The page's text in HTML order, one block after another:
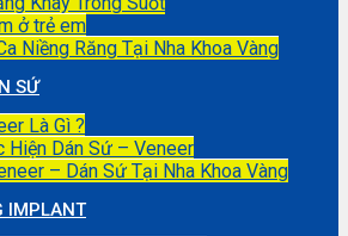
ở trẻ em
Niềng Răng Tại Nha Khoa Vàng
SỨ
Là Gì ?
Hiện Dán Sứ – Veneer
– Dán Sứ Tại Nha Khoa Vàng
IMPLANT